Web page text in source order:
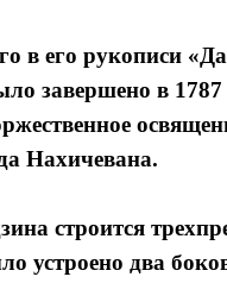
в его рукописи
завершено в 1787
Нахичевана.
строится
устроено два